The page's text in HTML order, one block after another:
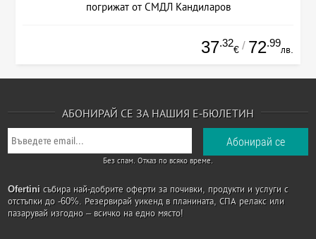
погрижат от СМДЛ Кандиларов
37.32
€ / 72.99
лв.
АБОНИРАЙ СЕ ЗА НАШИЯ Е-БЮЛЕТИН
Без спам. Отказ по всяко време.
Ofertini събира най-добрите оферти за почивки, продукти и услуги с
отстъпки до -60%. Резервирай уикенд в планината, СПА релакс или
пазарувай изгодно – всичко на едно място!